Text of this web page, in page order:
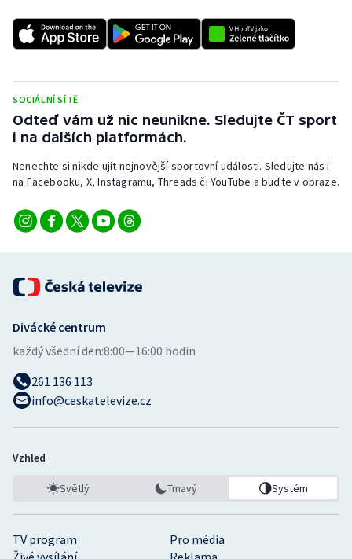
Ragby
Rychlostní kanoistika
Short track
Sportovní střelba
Stolní tenis
Triatlon
Veslování
Vodní slalom
Ostatní
SOCIÁLNÍ SÍTĚ
Odteď vám už nic neunikne. Sledujte ČT sport
i na dalších platformách.
Nenechte si nikde ujít nejnovější sportovní události. Sledujte nás i
na Facebooku, X, Instagramu, Threads či YouTube a buďte v obraze.
TV program
Pro média
Divácké centrum
každý všední den:8:00—16:00 hodin
261 136 113
info@ceskatelevize.cz
Vzhled
Světlý Tmavý Systém